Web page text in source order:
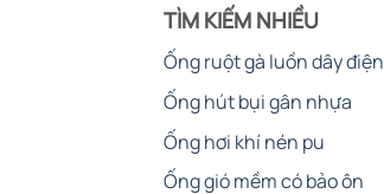
TÌM KIẾM NHIỀU
Ống ruột gà luồn dây điện
Ống hút bụi gân nhựa
Ống hơi khí nén pu
Ống gió mềm có bảo ôn